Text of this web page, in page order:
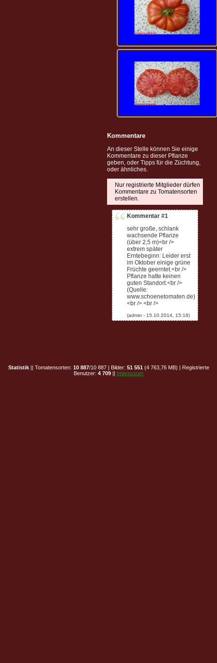
Kommentare
An dieser Stelle können Sie einige
Kommentare zu dieser Pflanze
geben, oder Tipps für die Züchtung,
oder ähnliches.
Nur registrierte Mitglieder dürfen
Kommentare zu Tomatensorten
erstellen.
Kommentar #1
sehr große, schlank
wachsende Pflanze
(über 2,5 m)<br />
extrem später
Erntebeginn: Leider erst
im Oktober einige grüne
Früchte geerntet.<br />
Pflanze hatte keinen
guten Standort.<br />
(Quelle:
www.schoenetomaten.de)
<br /> <br />
Statistik|| Tomatensorten: 10 887/10 887 | Bilder: 51 551 (4 763,76 MB) | Registrierte
Benutzer: 4 709 || Impressum